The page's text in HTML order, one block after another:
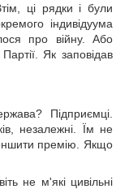
ці рядки і були
індивідуума
про війну. Або
Як заповідав
Підприємці.
незалежні. Їм не
премію. Якщо
не м'які цивільні